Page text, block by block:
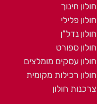
חולון חינוך
חולון פלילי
חולון נדל"ן
חולון ספורט
חולון עסקים מומלצים
חולון רכילות מקומית
צרכנות חולון